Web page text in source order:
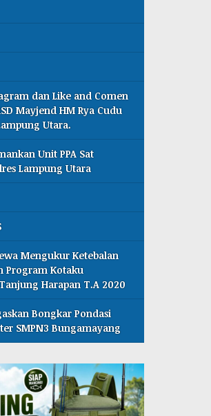
dan Like and Comen
Mayjend HM Rya Cudu
Utara.
Unit PPA Sat
Lampung Utara
Mengukur Ketebalan
Program Kotaku
Harapan T.A 2020
Bongkar Pondasi
SMPN3 Bungamayang